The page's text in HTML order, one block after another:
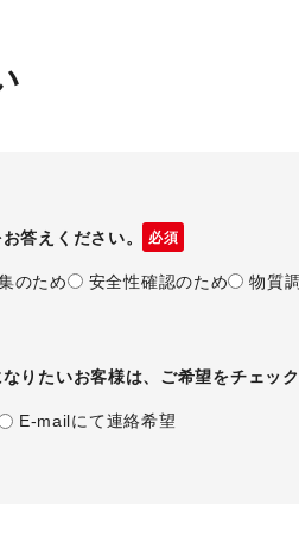
答えください。 必須
のため 安全性確認のため
物質
りたいお客様は、ご希望をチェック
E-mailにて連絡希望